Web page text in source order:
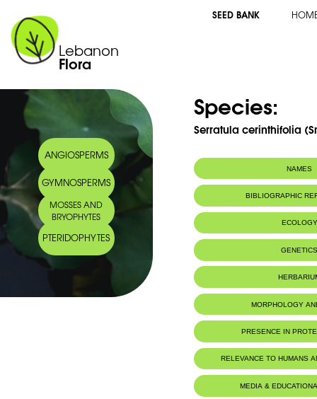
Lebanon
Flora
SEED BANK
ANGIOSPERMS
GYMNOSPERMS
MOSSES AND
BRYOPHYTES
PTERIDOPHYTES
Species:
Serratula cerinthifolia
NAMES
Common name: Serratule à
Honeywort
الورق- وريقة
BIBLIOGRAPHIC
ECOLOGY
Terrains secs.
MORPHOLOGY
Botanic Description
dichotomiquement en corymbe, 30-60
-Rameaux et ramules densément
obtuses, indivises ou pinnatiséquées
-Feuilles caulinaires supérieures et
PRESENCE IN
RELEVANCE TO HUMANS
MEDIA &